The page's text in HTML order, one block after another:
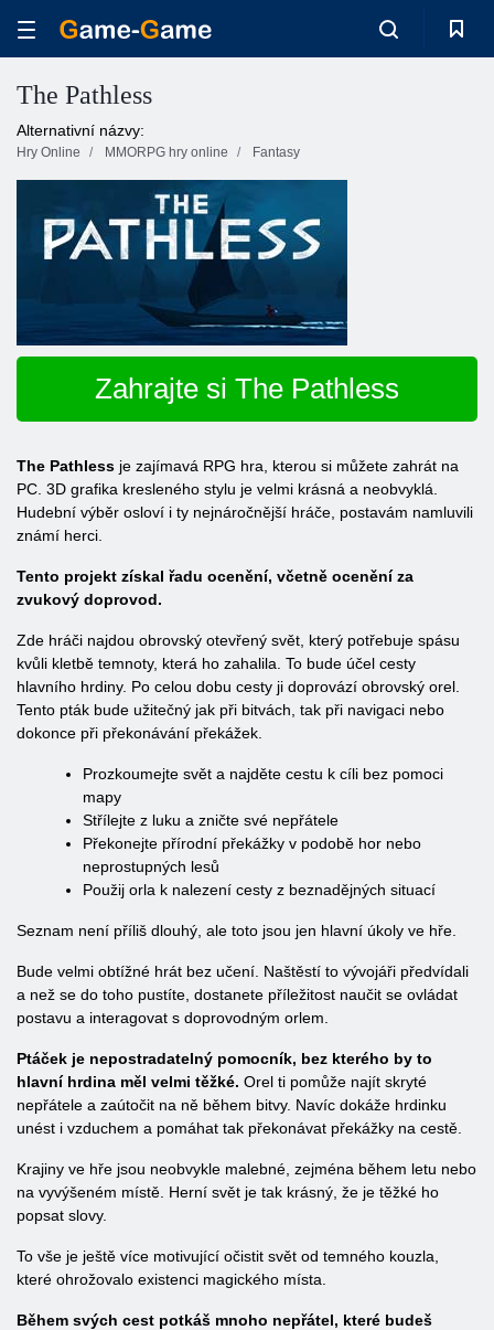
The Pathless
Alternativní názvy:
Hry Online MMORPG hry online Fantasy
Zahrajte si The Pathless
The Pathless je zajímavá RPG hra, kterou si můžete zahrát na
PC. 3D grafika kresleného stylu je velmi krásná a neobvyklá.
Hudební výběr osloví i ty nejnáročnější hráče, postavám namluvili
známí herci.
Tento projekt získal řadu ocenění, včetně ocenění za
zvukový doprovod.
Zde hráči najdou obrovský otevřený svět, který potřebuje spásu
kvůli kletbě temnoty, která ho zahalila. To bude účel cesty
hlavního hrdiny. Po celou dobu cesty ji doprovází obrovský orel.
Tento pták bude užitečný jak při bitvách, tak při navigaci nebo
dokonce při překonávání překážek.
Prozkoumejte svět a najděte cestu k cíli bez pomoci
mapy
Střílejte z luku a zničte své nepřátele
Překonejte přírodní překážky v podobě hor nebo
neprostupných lesů
Použij orla k nalezení cesty z beznadějných situací
Seznam není příliš dlouhý, ale toto jsou jen hlavní úkoly ve hře.
Bude velmi obtížné hrát bez učení. Naštěstí to vývojáři předvídali
a než se do toho pustíte, dostanete příležitost naučit se ovládat
postavu a interagovat s doprovodným orlem.
Ptáček je nepostradatelný pomocník, bez kterého by to
hlavní hrdina měl velmi těžké. Orel ti pomůže najít skryté
nepřátele a zaútočit na ně během bitvy. Navíc dokáže hrdinku
unést i vzduchem a pomáhat tak překonávat překážky na cestě.
Krajiny ve hře jsou neobvykle malebné, zejména během letu nebo
na vyvýšeném místě. Herní svět je tak krásný, že je těžké ho
popsat slovy.
To vše je ještě více motivující očistit svět od temného kouzla,
které ohrožovalo existenci magického místa.
Během svých cest potkáš mnoho nepřátel, které budeš